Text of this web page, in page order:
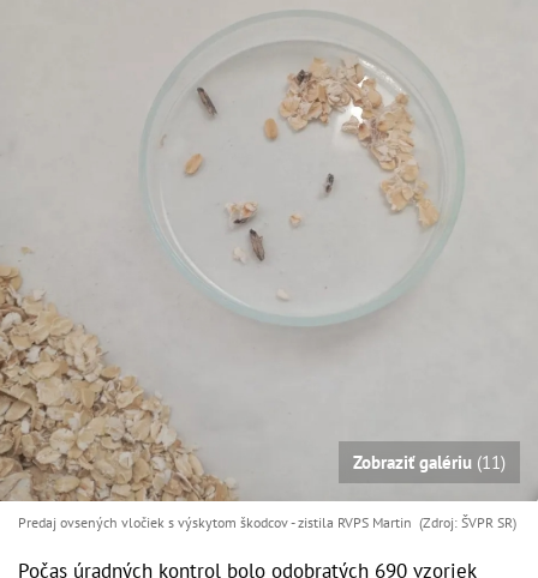
Zobraziť galériu (11)
Predaj ovsených vločiek s výskytom škodcov - zistila RVPS Martin (Zdroj: ŠVPR SR)
Počas úradných kontrol bolo odobratých 690 vzoriek